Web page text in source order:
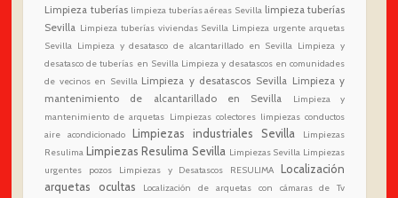
Limpieza tuberías limpieza tuberías aéreas Sevilla limpieza tuberías
Sevilla Limpieza tuberías viviendas Sevilla Limpieza urgente arquetas
Sevilla Limpieza y desatasco de alcantarillado en Sevilla Limpieza y
desatasco de tuberías en Sevilla Limpieza y desatascos en comunidades
de vecinos en Sevilla Limpieza y desatascos Sevilla Limpieza y
mantenimiento de alcantarillado en Sevilla
Limpieza y
mantenimiento de arquetas Limpiezas colectores limpiezas conductos
aire acondicionado
Limpiezas industriales Sevilla
Limpiezas
Resulima Limpiezas Resulima Sevilla Limpiezas Sevilla Limpiezas
urgentes pozos
Limpiezas y Desatascos RESULIMA
Localización
arquetas ocultas
Localización de arquetas con cámaras de Tv